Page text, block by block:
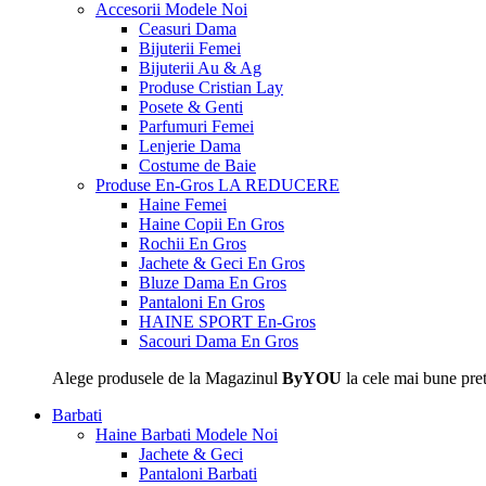
Accesorii Modele Noi
Ceasuri Dama
Bijuterii Femei
Bijuterii Au & Ag
Produse Cristian Lay
Posete & Genti
Parfumuri Femei
Lenjerie Dama
Costume de Baie
Produse En-Gros LA REDUCERE
Haine Femei
Haine Copii En Gros
Rochii En Gros
Jachete & Geci En Gros
Bluze Dama En Gros
Pantaloni En Gros
HAINE SPORT En-Gros
Sacouri Dama En Gros
Alege produsele de la Magazinul ByYOU la cele mai bune
Barbati
Haine Barbati Modele Noi
Jachete & Geci
Pantaloni Barbati